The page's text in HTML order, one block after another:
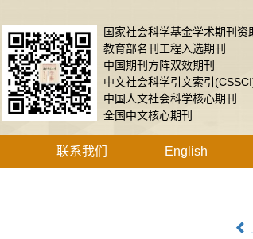
国家社会科学基金学术期刊资
教育部名刊工程入选期刊
中国期刊方阵双效期刊
中文社会科学引文索引
中国人文社会科学核心期刊
全国中文核心期刊
联系我们 English